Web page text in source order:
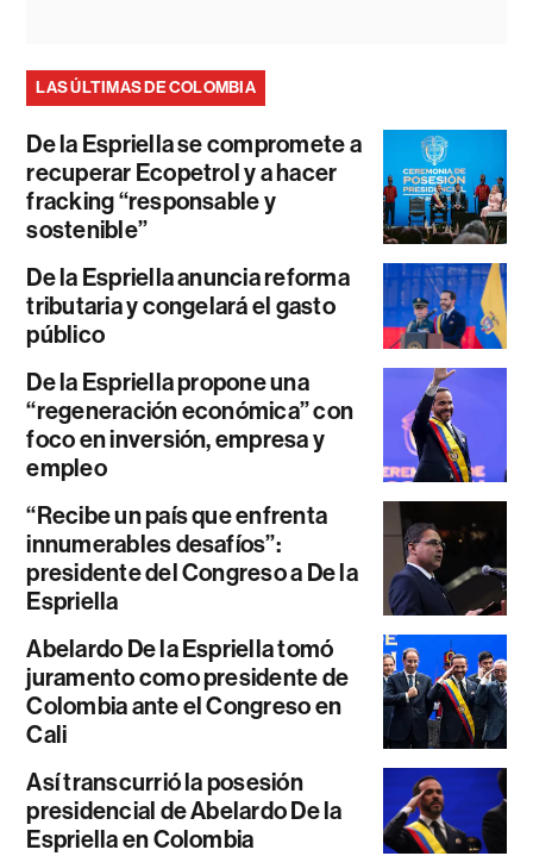
LAS ÚLTIMAS DE COLOMBIA
De la Espriella se compromete a
recuperar Ecopetrol y a hacer
fracking “responsable y
sostenible”
De la Espriella anuncia reforma
tributaria y congelará el gasto
público
De la Espriella propone una
“regeneración económica” con
foco en inversión, empresa y
empleo
“Recibe un país que enfrenta
innumerables desafíos”:
presidente del Congreso a De la
Espriella
Abelardo De la Espriella tomó
juramento como presidente de
Colombia ante el Congreso en
Cali
Así transcurrió la posesión
presidencial de Abelardo De la
Espriella en Colombia